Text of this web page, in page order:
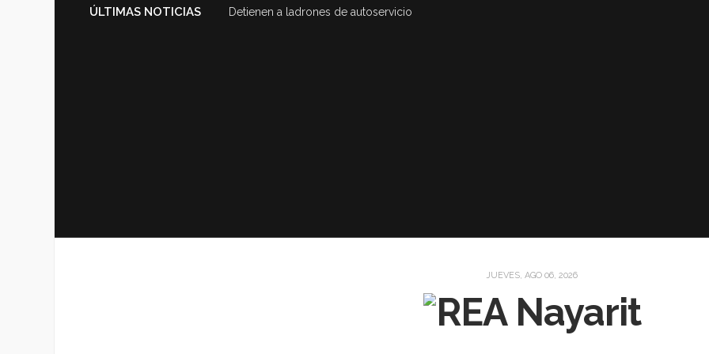
ÚLTIMAS NOTICIAS Detienen a ladrones de autoservicio
JUEVES, AGO 06, 2026